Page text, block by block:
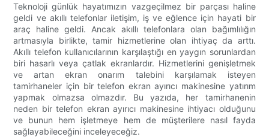
Teknoloji günlük hayatımızın vazgeçilmez bir parçası haline
geldi ve akıllı telefonlar iletişim, iş ve eğlence için hayati bir
araç haline geldi. Ancak akıllı telefonlara olan bağımlılığın
artmasıyla birlikte, tamir hizmetlerine olan ihtiyaç da arttı.
Akıllı telefon kullanıcılarının karşılaştığı en yaygın sorunlardan
biri hasarlı veya çatlak ekranlardır. Hizmetlerini genişletmek
ve artan ekran onarım talebini karşılamak isteyen
tamirhaneler için bir telefon ekran ayırıcı makinesine yatırım
yapmak olmazsa olmazdır. Bu yazıda, her tamirhanenin
neden bir telefon ekran ayırıcı makinesine ihtiyacı olduğunu
ve bunun hem işletmeye hem de müşterilere nasıl fayda
sağlayabileceğini inceleyeceğiz.